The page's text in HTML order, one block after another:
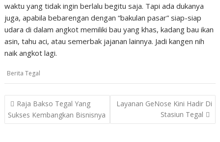
waktu yang tidak ingin berlalu begitu saja. Tapi ada dukanya
juga, apabila bebarengan dengan “bakulan pasar” siap-siap
udara di dalam angkot memiliki bau yang khas, kadang bau ikan
asin, tahu aci, atau semerbak jajanan lainnya. Jadi kangen nih
naik angkot lagi.
Berita Tegal
Post
navigation
Raja Bakso Tegal Yang
Sukses Kembangkan Bisnisnya
Layanan GeNose Kini Hadir Di
Stasiun Tegal